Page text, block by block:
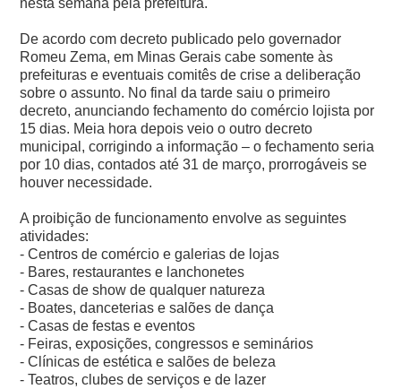
nesta semana pela prefeitura.
De acordo com decreto publicado pelo governador
Romeu Zema, em Minas Gerais cabe somente às
prefeituras e eventuais comitês de crise a deliberação
sobre o assunto. No final da tarde saiu o primeiro
decreto, anunciando fechamento do comércio lojista por
15 dias. Meia hora depois veio o outro decreto
municipal, corrigindo a informação – o fechamento seria
por 10 dias, contados até 31 de março, prorrogáveis se
houver necessidade.
A proibição de funcionamento envolve as seguintes
atividades:
- Centros de comércio e galerias de lojas
- Bares, restaurantes e lanchonetes
- Casas de show de qualquer natureza
- Boates, danceterias e salões de dança
- Casas de festas e eventos
- Feiras, exposições, congressos e seminários
- Clínicas de estética e salões de beleza
- Teatros, clubes de serviços e de lazer